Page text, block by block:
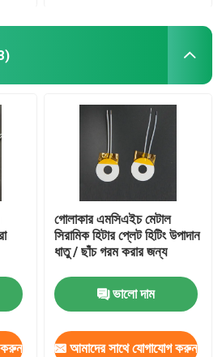
করুন
গোলাকার এমসিএইচ মেটাল
সিরামিক হিটার প্লেট হিটিং উপাদান
ধাতু / ছাঁচ গরম করার জন্য
ভালো দাম
আমাদের সাথে যোগাযোগ করুন